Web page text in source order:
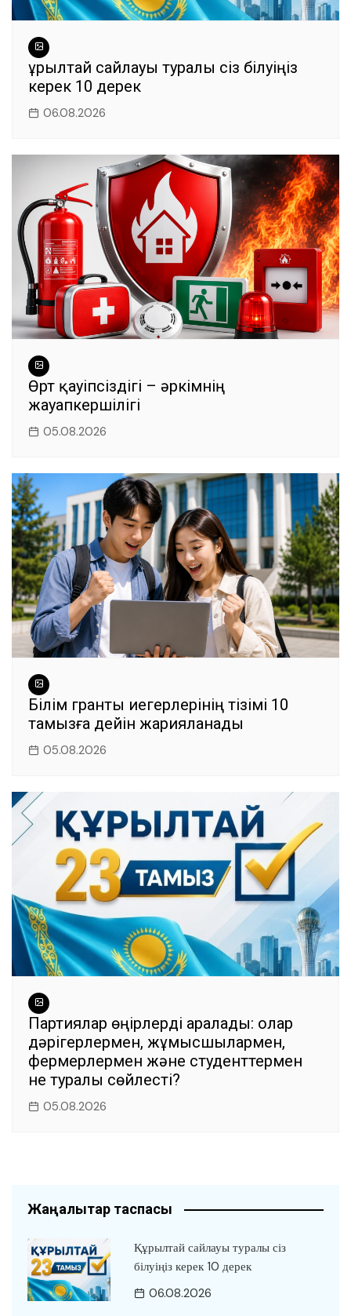
Құрылтай сайлауы туралы сіз білуіңіз
керек 10 дерек
06.08.2026
Өрт қауіпсіздігі – әркімнің
жауапкершілігі
05.08.2026
Білім гранты иегерлерінің тізімі 10
тамызға дейін жарияланады
05.08.2026
Партиялар өңірлерді аралады: олар
дәрігерлермен, жұмысшылармен,
фермерлермен және студенттермен
не туралы сөйлесті?
05.08.2026
Жаңалықтар таспасы
Құрылтай сайлауы туралы сіз
білуіңіз керек 10 дерек
06.08.2026